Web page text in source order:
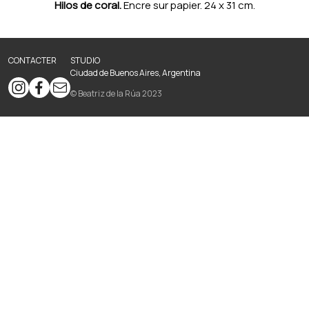
Hilos de coral.Encre sur papier. 24 x 31 cm.
CONTACTER
STUDIO
Ciudad de Buenos Aires, Argentina
© Beatriz de la Rúa 2023